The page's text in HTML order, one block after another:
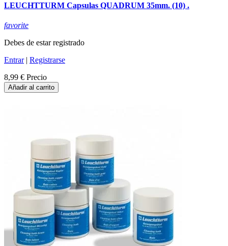
LEUCHTTURM Capsulas QUADRUM 35mm. (10) .
favorite
Debes de estar registrado
Entrar| Registrarse
8,99 € Precio
Añadir al carrito